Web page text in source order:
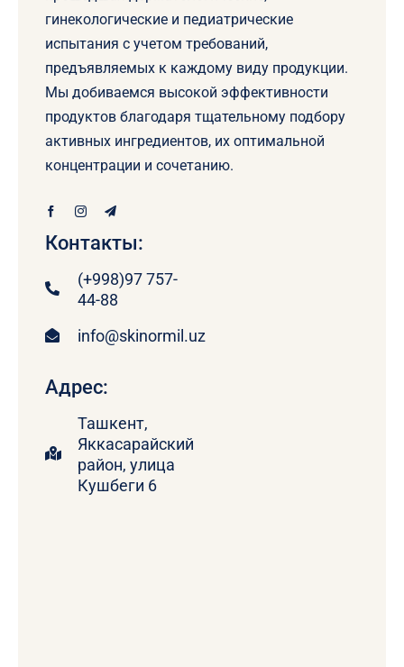
гинекологические и педиатрические
испытания с учетом требований,
предъявляемых к каждому виду продукции.
Мы добиваемся высокой эффективности
продуктов благодаря тщательному подбору
активных ингредиентов, их оптимальной
концентрации и сочетанию.
Контакты:
(+998)97 757-
44-88
info@skinormil.uz
Адрес:
Ташкент,
Яккасарайский
район, улица
Кушбеги 6